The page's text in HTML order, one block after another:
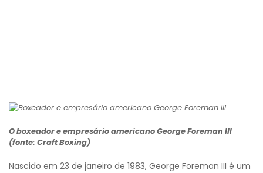
O boxeador e empresário americano George Foreman III
(fonte: Craft Boxing)
Nascido em 23 de janeiro de 1983, George Foreman III é um